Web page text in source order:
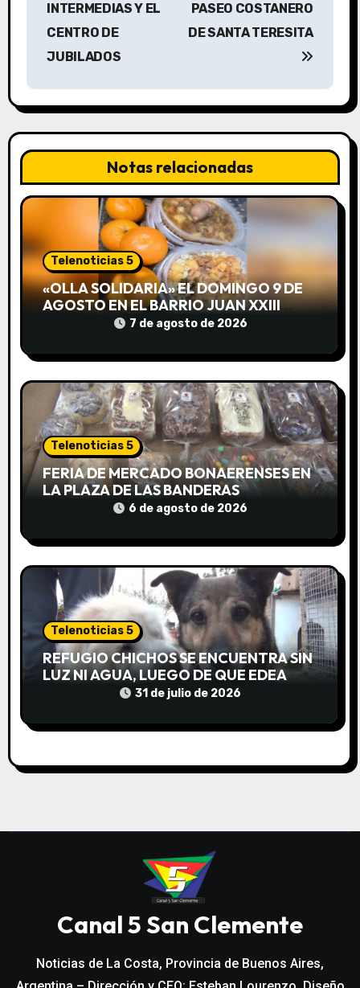
a
c
i
ó
n
d
e
e
n
t
a
d
s
INTERMEDIAS Y EL
CENTRO DE
JUBILADOS
PASEO COSTANERO
DE SANTA TERESITA
Notas relacionadas
Telenoticias 5
«OLLA SOLIDARIA» EL DOMINGO 9 DE
AGOSTO EN EL BARRIO JUAN XXIII
DESDE LAS 13 HS7 de agosto de 2026
Telenoticias 5
FERIA DE MERCADO BONAERENSES EN
LA PLAZA DE LAS BANDERAS
6 de agosto de 2026
Telenoticias 5
REFUGIO CHICHOS SE ENCUENTRA SIN
LUZ NI AGUA, LUEGO DE QUE EDEA
CORTARA EL SUMINISTRO SIN AVISO
31 de julio de 2026
Canal 5 San Clemente
Noticias de La Costa, Provincia de Buenos Aires,